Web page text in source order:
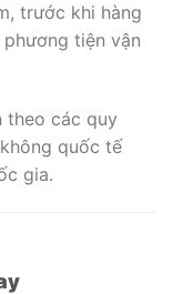
trước khi hàng
tiện vận
theo các quy
quốc tế
gia.